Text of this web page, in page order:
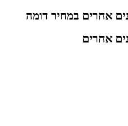
אחרים במחיר דומה
אחרים